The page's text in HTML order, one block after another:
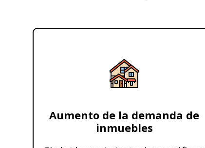
Aumento de la demanda de
inmuebles